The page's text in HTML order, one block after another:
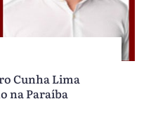
Cunha Lima
na Paraíba